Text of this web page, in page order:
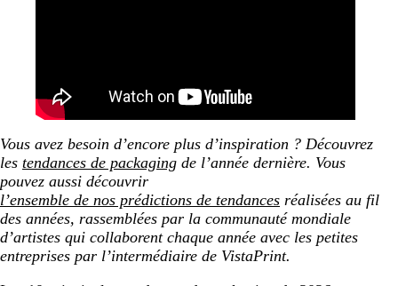
Vous avez besoin d’encore plus d’inspiration ? Découvrez
les tendances de packaging de l’année dernière. Vous
pouvez aussi découvrir
l’ensemble de nos prédictions de tendances réalisées au fil
des années, rassemblées par la communauté mondiale
d’artistes qui collaborent chaque année avec les petites
entreprises par l’intermédiaire de VistaPrint.